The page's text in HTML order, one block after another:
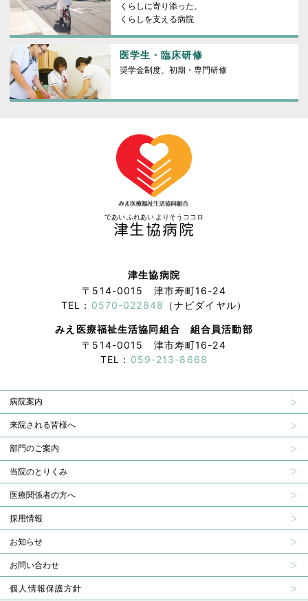
くらしに寄り添った、
くらしを支える病院
医学生・臨床研修
奨学金制度、初期・専門研修
病院案内
来院される皆様へ
部門のご案内
当院のとりくみ
医療関係者の方へ
採用情報
お知らせ
お問い合わせ
個人情報保護方針
であい ふれあい よりそうココロ
津生協病院
津生協病院
〒514-0015 津市寿町16-24
TEL： 0570-022848 （ナビダイヤル）
みえ医療福祉生活協同組合 組合員活動部
〒514-0015 津市寿町16-24
TEL： 059-213-8668